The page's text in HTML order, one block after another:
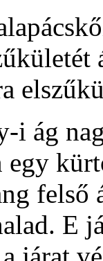
i ág
egy
felső
E